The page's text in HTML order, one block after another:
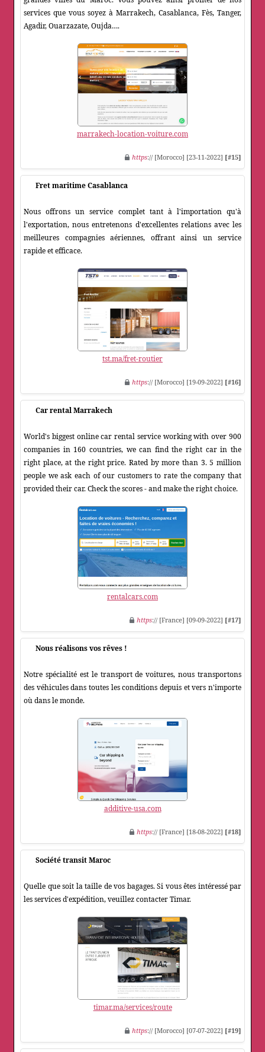
services que vous soyez à Marrakech, Casablanca, Fès, Tanger,
Agadir, Ouarzazate, Oujda….
marrakech-location-voiture.com
https:// [Morocco] [23-11-2022] [#15]
Fret maritime Casablanca
Nous offrons un service complet tant à l'importation qu'à
l'exportation, nous entretenons d'excellentes relations avec les
meilleures compagnies aériennes, offrant ainsi un service
rapide et efficace.
tst.ma/fret-routier
https:// [Morocco] [19-09-2022] [#16]
Car rental Marrakech
World's biggest online car rental service working with over 900
companies in 160 countries, we can find the right car in the
right place, at the right price. Rated by more than 3. 5 million
people we ask each of our customers to rate the company that
provided their car. Check the scores - and make the right choice.
rentalcars.com
https:// [France] [09-09-2022] [#17]
Nous réalisons vos rêves !
Notre spécialité est le transport de voitures, nous transportons
des véhicules dans toutes les conditions depuis et vers n'importe
où dans le monde.
additive-usa.com
https:// [France] [18-08-2022] [#18]
Société transit Maroc
Quelle que soit la taille de vos bagages. Si vous êtes intéressé par
les services d'expédition, veuillez contacter Timar.
timar.ma/services/route
https:// [Morocco] [07-07-2022] [#19]